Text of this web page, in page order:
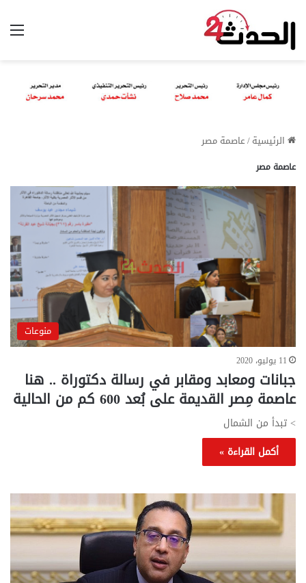
الرئيسية/عاصمة مصر
عاصمة مصر
منوعات
11 يوليو، 2020
جبانات ومعابد ومقابر في رسالة دكتوراة .. هنا
عاصمة مِصر القديمة على بُعد 600 كم من الحالية
> تبدأ من الشمال
أكمل القراءة »
تحركات
حكومية
لحسم
قانون
القديم..والبرلمان:
..